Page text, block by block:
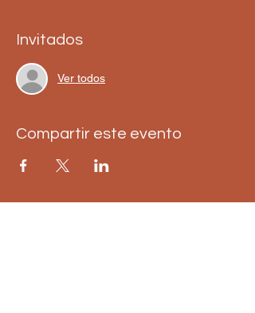
Invitados
Ver todos
Compartir este evento